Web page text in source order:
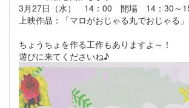
3月27日（水） 14：00 開場 14：30～
上映作品：「マロがおじゃる丸でおじゃる
ちょうちょを作る工作もありますよ～！
遊びに来てくださいね♪